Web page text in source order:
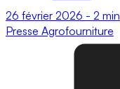
26 février 2026 - 2 min
Presse Agrofourniture